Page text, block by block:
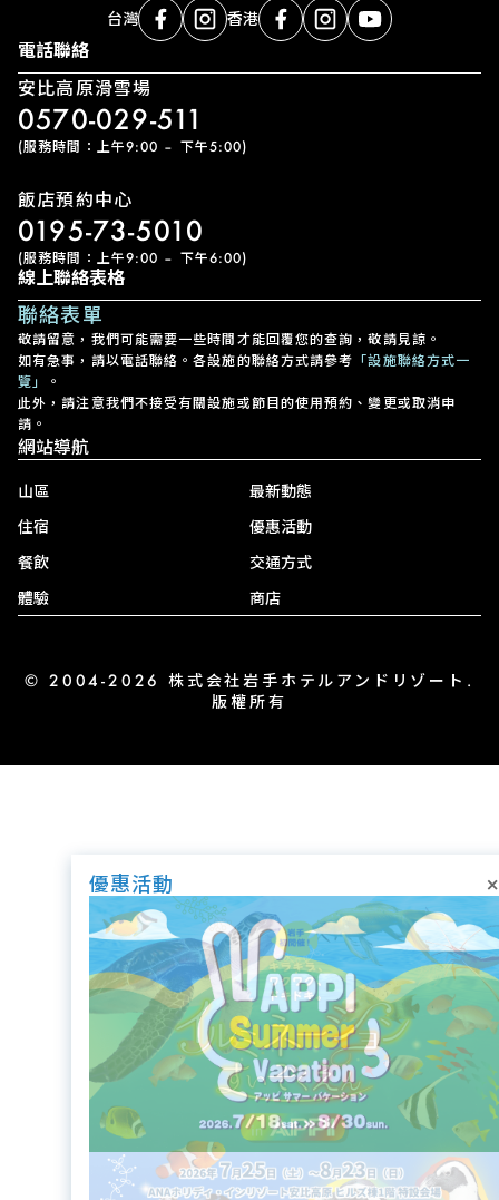
台灣 香港
電話聯絡
安比高原滑雪場
0570-029-511
(服務時間：上午9:00 – 下午5:00)
飯店預約中心
0195-73-5010
(服務時間：上午9:00 – 下午6:00)
線上聯絡表格
聯絡表單
敬請留意，我們可能需要一些時間才能回覆您的查詢，敬請見諒。
如有急事，請以電話聯絡。各設施的聯絡方式請參考 「設施聯絡方式一
覽」
。
此外，請注意我們不接受有關設施或節目的使用預約、變更或取消申
請。
網站導航
山區
住宿
餐飲
體驗
最新動態
優惠活動
交通方式
商店
© 2004-2026 株式会社岩手ホテルアンドリゾート.
版權所有
優惠活動 ×